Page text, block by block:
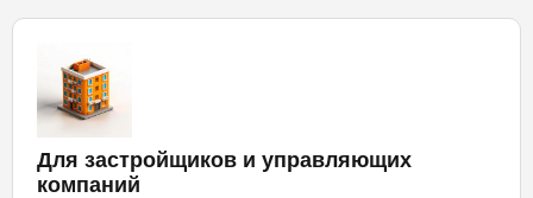
Для застройщиков и управляющих
компаний